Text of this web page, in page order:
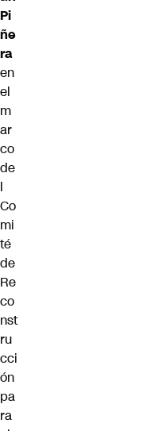
Pi
ñe
ra
en
el
m
ar
co
de
l
Co
mi
té
de
Re
co
nst
ru
cci
ón
pa
ra